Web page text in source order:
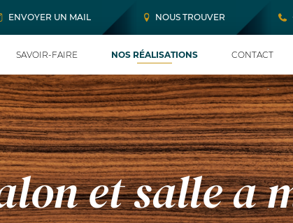
ENVOYER UN MAIL NOUS TROUVER
SAVOIR-FAIRE NOS RÉALISATIONS CONTACT
et salle a